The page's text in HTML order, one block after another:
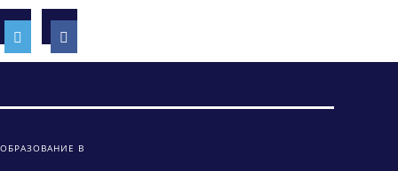
ОБРАЗОВАНИЕ В